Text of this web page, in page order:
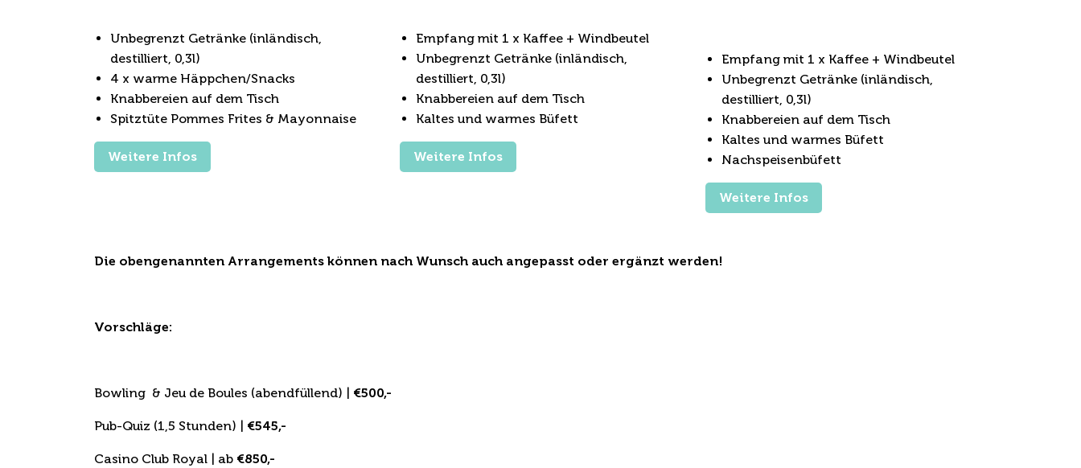
Unbegrenzt Getränke (inländisch,
destilliert, 0,3l)
4 x warme Häppchen/Snacks
Knabbereien auf dem Tisch
Spitztüte Pommes Frites & Mayonnaise
Weitere Infos
Empfang mit 1 x Kaffee + Windbeutel
Unbegrenzt Getränke (inländisch,
destilliert, 0,3l)
Knabbereien auf dem Tisch
Kaltes und warmes Büfett
Weitere Infos
Empfang mit 1 x Kaffee + Windbeutel
Unbegrenzt Getränke (inländisch,
destilliert, 0,3l)
Knabbereien auf dem Tisch
Kaltes und warmes Büfett
Nachspeisenbüfett
Weitere Infos
Die obengenannten Arrangements können nach Wunsch auch angepasst oder ergänzt werden!
Vorschläge:
Bowling & Jeu de Boules (abendfüllend) | €500,-
Pub-Quiz (1,5 Stunden) | €545,-
Casino Club Royal | ab €850,-